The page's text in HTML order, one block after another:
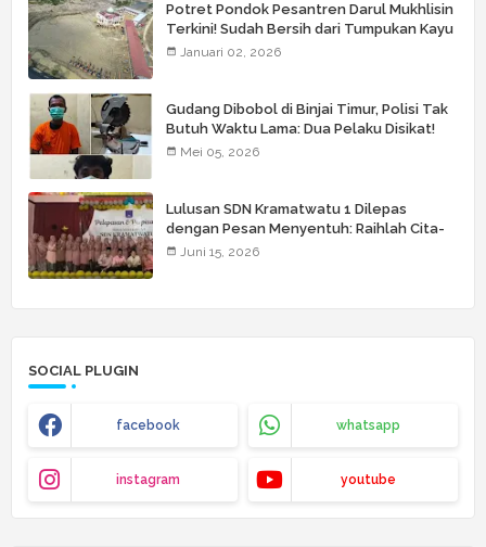
Potret Pondok Pesantren Darul Mukhlisin
Terkini! Sudah Bersih dari Tumpukan Kayu
Januari 02, 2026
Gudang Dibobol di Binjai Timur, Polisi Tak
Butuh Waktu Lama: Dua Pelaku Disikat!
Mei 05, 2026
Lulusan SDN Kramatwatu 1 Dilepas
dengan Pesan Menyentuh: Raihlah Cita-
Cita Setinggi Langit
Juni 15, 2026
SOCIAL PLUGIN
facebook whatsapp
instagram youtube